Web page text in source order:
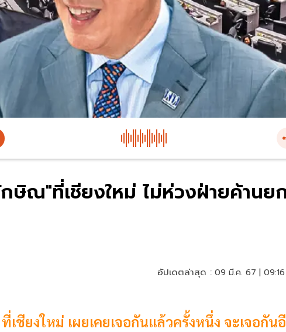
ษิณ"ที่เชียงใหม่ ไม่ห่วงฝ่ายค้านย
อัปเดตล่าสุด : 09 มี.ค. 67 |
ยงใหม่ เผยเคยเจอกันแล้วครั้งหนึ่ง จะเจอกัน